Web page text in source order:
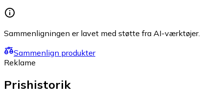
Sammenligningen er lavet med støtte fra AI-værktøjer.
Sammenlign produkter
Reklame
Prishistorik